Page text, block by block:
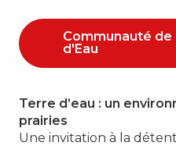
Communauté
d'Eau
Terre d’eau : un
prairies
Une invitation à la